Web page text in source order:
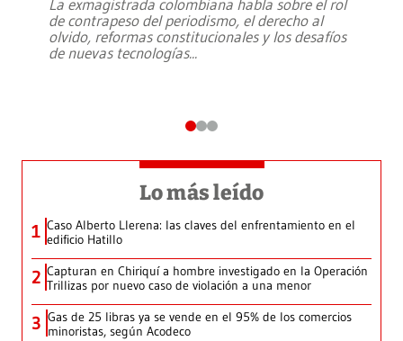
La exmagistrada colombiana habla sobre el rol
de contrapeso del periodismo, el derecho al
olvido, reformas constitucionales y los desafíos
de nuevas tecnologías...
Lo más leído
1 Caso Alberto Llerena: las claves del enfrentamiento en el
edificio Hatillo
2 Capturan en Chiriquí a hombre investigado en la Operación
Trillizas por nuevo caso de violación a una menor
3 Gas de 25 libras ya se vende en el 95% de los comercios
minoristas, según Acodeco